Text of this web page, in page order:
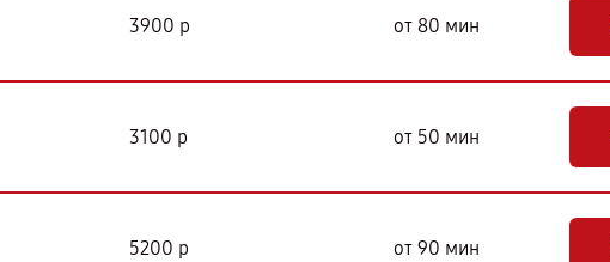
3900 р от 80 мин
3100 р от 50 мин
5200 р от 90 мин